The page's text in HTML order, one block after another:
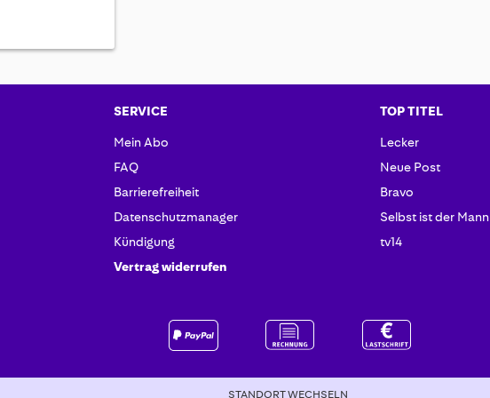
SERVICE
Mein Abo
FAQ
Barrierefreiheit
Datenschutzmanager
Kündigung
Vertrag widerrufen
TOP TITEL
Lecker
Neue Post
Bravo
Selbst ist der Mann
tv14
STANDORT WECHSELN